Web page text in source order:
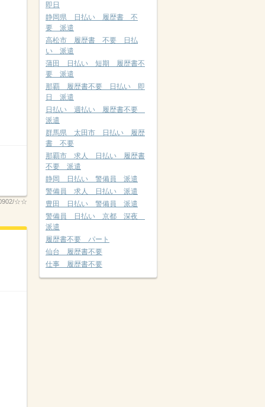
☆☆
即日
静岡県 日払い 履歴書 不
要 派遣
高松市 履歴書 不要 日払
い 派遣
蒲田 日払い 短期 履歴書不
要 派遣
那覇 履歴書不要 日払い 即
日 派遣
日払い 週払い 履歴書不要
派遣
群馬県 太田市 日払い 履歴
書 不要
那覇市 求人 日払い 履歴書
不要 派遣
静岡 日払い 警備員 派遣
警備員 求人 日払い 派遣
豊田 日払い 警備員 派遣
警備員 日払い 京都 深夜
派遣
履歴書不要 パート
仙台 履歴書不要
仕事 履歴書不要